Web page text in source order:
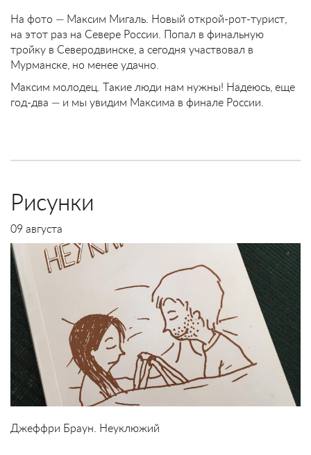
На фото — Максим Мигаль. Новый открой-рот-турист,
на этот раз на Севере России. Попал в финальную
тройку в Северодвинске, а сегодня участвовал в
Мурманске, но менее удачно.
Максим молодец. Такие люди нам нужны! Надеюсь, еще
год-два — и мы увидим Максима в финале России.
Рисунки
09 августа
Джеффри Браун. Неуклюжий